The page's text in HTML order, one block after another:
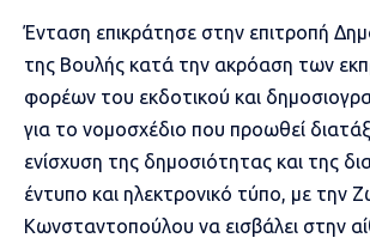
Ένταση επικράτησε στην επιτροπή
της Βουλής κατά την ακρόαση των
φορέων του εκδοτικού και
για το νομοσχέδιο που προωθεί
ενίσχυση της δημοσιότητας και της
έντυπο και ηλεκτρονικό τύπο, με την
Κωνσταντοπούλου να εισβάλει στην